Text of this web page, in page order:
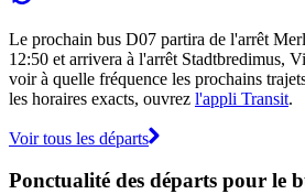
Le prochain bus D07 partira de l'arrêt
12:50 et arrivera à l'arrêt Stadtbredimus,
voir à quelle fréquence les prochains
les horaires exacts, ouvrez l'appli Transit.
Voir tous les départs
Ponctualité des départs pour le